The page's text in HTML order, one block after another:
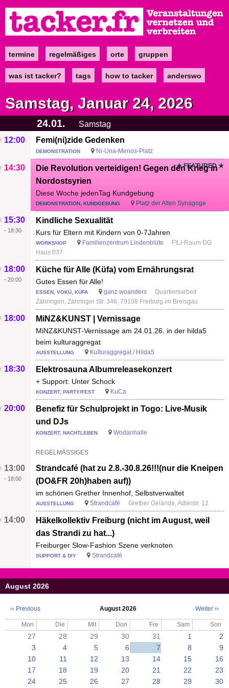
zum
Inhalt
Maintermine regelmäßiges orte gruppen
was ist tacker? tags how to tacker anderswo
Samstag, Januar 24, 2026
24.01.
Samstag
Femi(ni)zide Gedenken
12:00
DEMONSTRATION Ni-Una-Menos-Platz
Die Revolution verteidigen! Gegen den Krieg in
Nordostsyrien
Diese Woche jedenTag Kundgebung
14:30
DEMONSTRATION, KUNDGEBUNG Platz der Alten Synagoge
★ FEATURED ★
Kindliche Sexualität
Kurs für Eltern mit Kindern von 0-7Jahren
15:30
- 18:30
WORKSHOP Familienzentrum Lindenblüte
FILI-Raum DG
Haus 037
Küche für Alle (Küfa) vom Ernährungsrat
Gutes Essen für Alle!
18:00
- 20:00
ESSEN, VOKÜ, KÜFA ganz woanders
Quartiersarbeit
Zähringen, Zähringer Str. 346, 79108 Freiburg im Breisgau
MiNZ&KUNST | Vernissage
MiNZ&KUNST-Vernissage am 24.01.26. in der hilda5
beim kulturaggregat
18:00
AUSSTELLUNG Kulturaggregat / Hilda5
Elektrosauna Albumreleasekonzert
+ Support: Unter Schock
18:30
KONZERT, PARTY/FEST KuCa
Benefiz für Schulprojekt in Togo: Live-Musik
und DJs
20:00
KONZERT, NACHTLEBEN Wodanhalle
REGELMÄSSIGES
Strandcafé (hat zu 2.8.-30.8.26!!!(nur die Kneipen
(DO&FR 20h)haben auf))
im schönen Grether Innenhof, Selbstverwaltet
13:00
- 18:00
AUSSTELLUNG Strandcafé Grether Gelände, Adlerstr. 12
Häkelkollektiv Freiburg (nicht im August, weil
das Strandi zu hat...)
Freiburger Slow-Fashion Szene verknoten
14:00
SUPPORT & DIY Strandcafé
August 2026
Seitennummerierung
‹‹ Previous August 2026 Weiter ››
Mon Die Mit Don Fre Sam Son
27 28 29 30 31 1
2
3
4 5 6 7 8
9
10
11 12 13 14 15
16
17
18 19 20 21 22
23
24
25 26 27 28 29 30